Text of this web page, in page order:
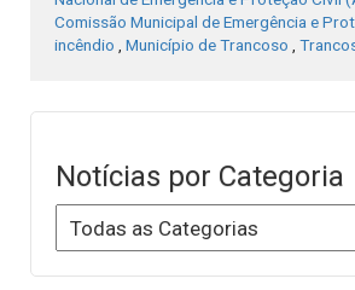
Comissão Municipal de Emergência e
incêndio
Município de Trancoso
Notícias por Categoria